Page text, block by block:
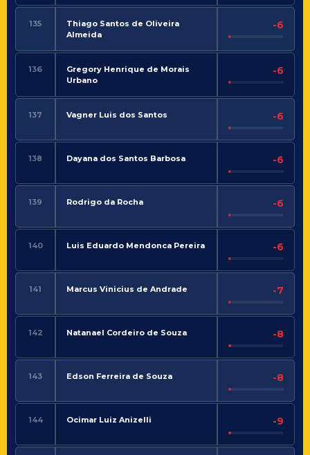
135
Thiago Santos de Oliveira
Almeida
-6
136
Gregory Henrique de Morais
Urbano
-6
137 Vagner Luis dos Santos -6
138 Dayana dos Santos Barbosa -6
139 Rodrigo da Rocha -6
140 Luis Eduardo Mendonca Pereira -6
141 Marcus Vinicius de Andrade -7
142 Natanael Cordeiro de Souza -8
143 Edson Ferreira de Souza -8
144 Ocimar Luiz Anizelli -9